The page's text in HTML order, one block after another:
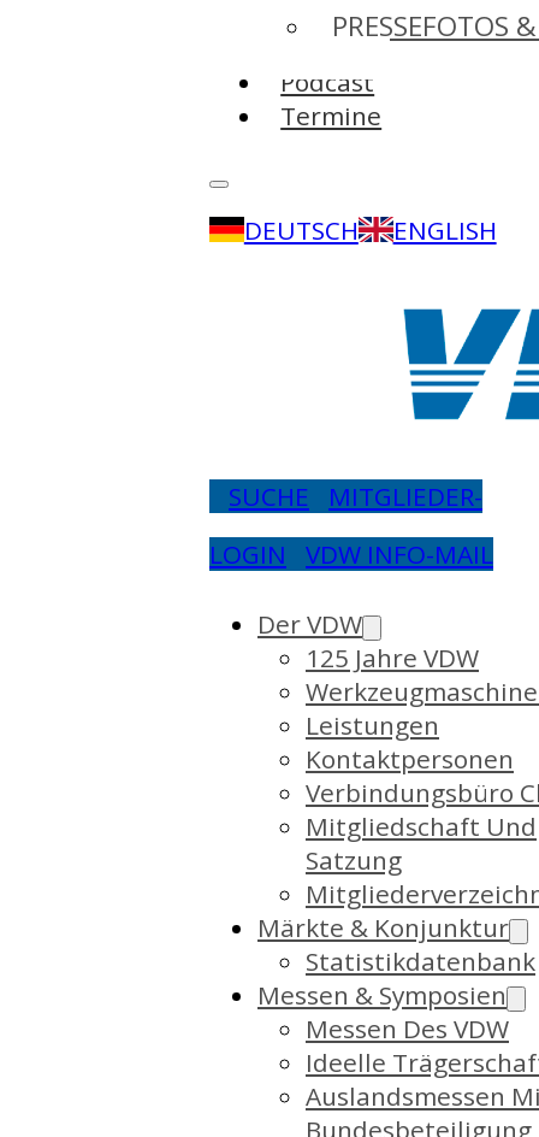
PRESSEFOTOS
Podcast
Termine
DEUTSCH ENGLISH
SUCHE
MITGLIEDER-
LOGIN
VDW INFO-MAIL
Der VDW
125 Jahre VDW
Leistungen
Kontaktpersonen
Verbindungsbüro
Mitgliedschaft Und
Satzung
Märkte & Konjunktur
Statistikdatenbank
Messen & Symposien
Messen Des VDW
Ideelle
Auslandsmessen
Bundesbeteiligung